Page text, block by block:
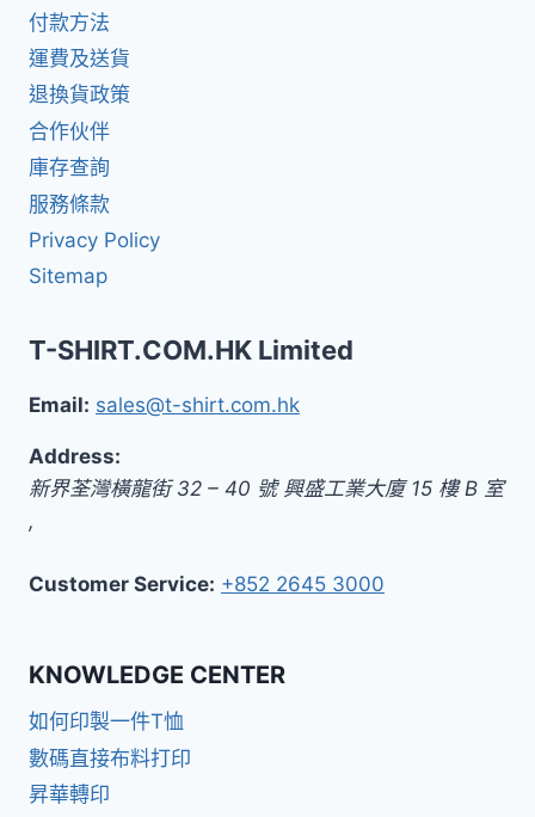
付款方法
運費及送貨
退換貨政策
合作伙伴
庫存查詢
服務條款
Privacy Policy
Sitemap
T-SHIRT.COM.HK Limited
Email: sales@t-shirt.com.hk
Address:
新界荃灣橫龍街 32 – 40 號 興盛工業大廈 15 樓 B 室
,
Customer Service: +852 2645 3000
KNOWLEDGE CENTER
如何印製一件T恤
數碼直接布料打印
昇華轉印